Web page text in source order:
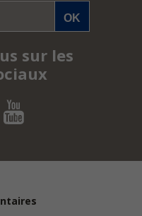
sur les